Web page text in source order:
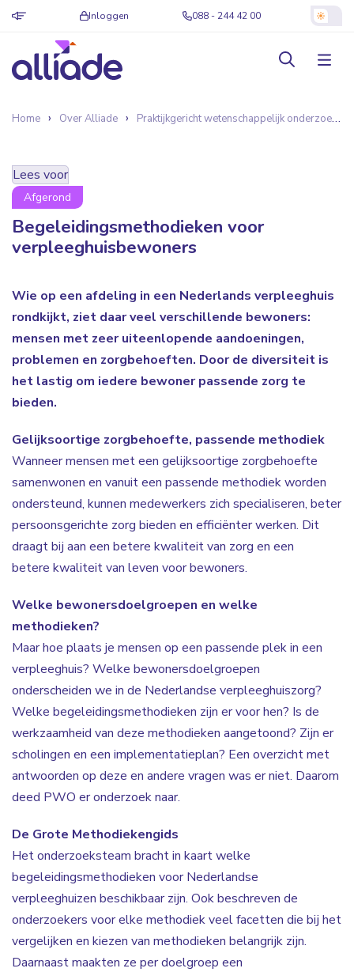
Inloggen 088 - 244 42 00
Home Over Alliade Praktijkgericht wetenschappelijk onderzoek
Lees voor
Afgerond
Begeleidingsmethodieken voor
verpleeghuisbewoners
Wie op een afdeling in een Nederlands verpleeghuis
rondkijkt, ziet daar veel verschillende bewoners:
mensen met zeer uiteenlopende aandoeningen,
problemen en zorgbehoeften. Door de diversiteit is
het lastig om iedere bewoner passende zorg te
bieden.
Gelijksoortige zorgbehoefte, passende methodiek
Wanneer mensen met een gelijksoortige zorgbehoefte
samenwonen en vanuit een passende methodiek worden
ondersteund, kunnen medewerkers zich specialiseren, beter
persoonsgerichte zorg bieden en efficiënter werken. Dit
draagt bij aan een betere kwaliteit van zorg en een
betere kwaliteit van leven voor bewoners.
Welke bewonersdoelgroepen en welke
methodieken?
Maar hoe plaats je mensen op een passende plek in een
verpleeghuis? Welke bewonersdoelgroepen
onderscheiden we in de Nederlandse verpleeghuiszorg?
Welke begeleidingsmethodieken zijn er voor hen? Is de
werkzaamheid van deze methodieken aangetoond? Zijn er
scholingen en een implementatieplan? Een overzicht met
antwoorden op deze en andere vragen was er niet. Daarom
deed PWO er onderzoek naar.
De Grote Methodiekengids
Het onderzoeksteam bracht in kaart welke
begeleidingsmethodieken voor Nederlandse
verpleeghuizen beschikbaar zijn. Ook beschreven de
onderzoekers voor elke methodiek veel facetten die bij het
vergelijken en kiezen van methodieken belangrijk zijn.
Daarnaast maakten ze per doelgroep een